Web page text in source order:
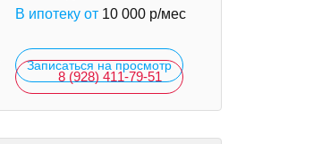
В ипотеку от 10 000 р/мес
Записаться на просмотр
8 (928) 411-79-51